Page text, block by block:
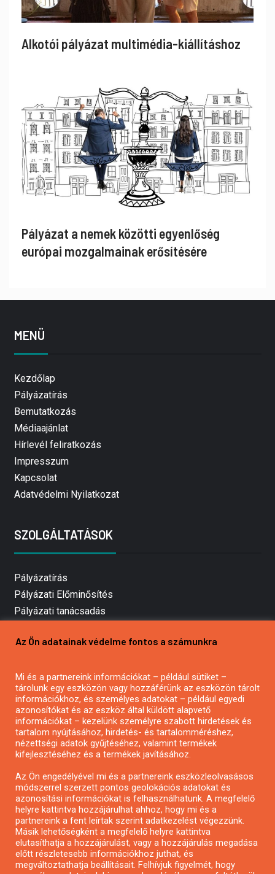
Alkotói pályázat multimédia-kiállításhoz
Pályázat a nemek közötti egyenlőség
európai mozgalmainak erősítésére
MENÜ
Kezdőlap
Pályázatírás
Bemutatkozás
Médiaajánlat
Hírlevél feliratkozás
Impresszum
Kapcsolat
Adatvédelmi Nyilatkozat
SZOLGÁLTATÁSOK
Pályázatírás
Pályázati Előminősítés
Pályázati tanácsadás
Mezőgazdasági pályázatírás
Pályázatírás civil szervezeteknek
Pályázatírás önkormányzatoknak
Pályázatfigyelés
Specifikus pályázatfigyelés vagy hírlevél
Pályázatok magánszemélyeknek
Pályázatok civil szervezeteknek
Pályázatok vállalkozásoknak
Önkormányzati pályázatok
Az Ön adatainak védelme fontos a számunkra
Mi és a partnereink információkat – például sütiket –
tárolunk egy eszközön vagy hozzáférünk az eszközön tárolt
információkhoz, és személyes adatokat – például egyedi
azonosítókat és az eszköz által küldött alapvető
információkat – kezelünk személyre szabott hirdetések és
tartalom nyújtásához, hirdetés- és tartalomméréshez,
nézettségi adatok gyűjtéséhez, valamint termékek
kifejlesztéséhez és a termékek javításához.
Az Ön engedélyével mi és a partnereink eszközleolvasásos
módszerrel szerzett pontos geolokációs adatokat és
azonosítási információkat is felhasználhatunk. A megfelelő
helyre kattintva hozzájárulhat ahhoz, hogy mi és a
partnereink a fent leírtak szerint adatkezelést végezzünk.
Másik lehetőségként a megfelelő helyre kattintva
elutasíthatja a hozzájárulást, vagy a hozzájárulás megadása
előtt részletesebb információkhoz juthat, és
megváltoztathatja beállításait. Felhívjuk figyelmét, hogy